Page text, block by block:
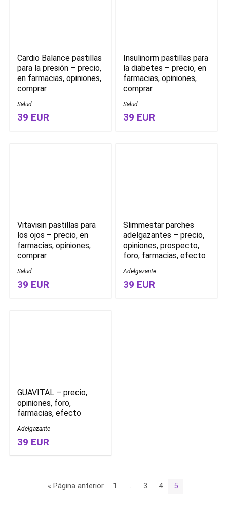
Cardio Balance pastillas
para la presión – precio,
en farmacias, opiniones,
comprar
Salud
39 EUR
Insulinorm pastillas para
la diabetes – precio, en
farmacias, opiniones,
comprar
Salud
39 EUR
Vitavisin pastillas para
los ojos – precio, en
farmacias, opiniones,
comprar
Salud
39 EUR
Slimmestar parches
adelgazantes – precio,
opiniones, prospecto,
foro, farmacias, efecto
Adelgazante
39 EUR
GUAVITAL – precio,
opiniones, foro,
farmacias, efecto
Adelgazante
39 EUR
« Página anterior 1 … 3 4 5